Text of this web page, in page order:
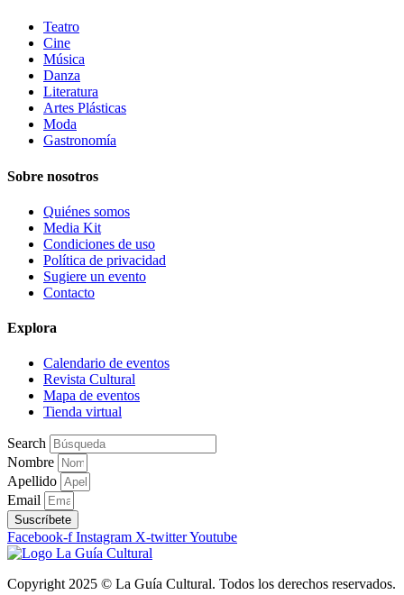
Teatro
Cine
Música
Danza
Literatura
Artes Plásticas
Moda
Gastronomía
Sobre nosotros
Quiénes somos
Media Kit
Condiciones de uso
Política de privacidad
Sugiere un evento
Contacto
Explora
Calendario de eventos
Revista Cultural
Mapa de eventos
Tienda virtual
Search
Nombre
Apellido
Email
Suscríbete
Facebook-f Instagram X-twitterYoutube
Copyright 2025 © La Guía Cultural. Todos los derechos reservados.